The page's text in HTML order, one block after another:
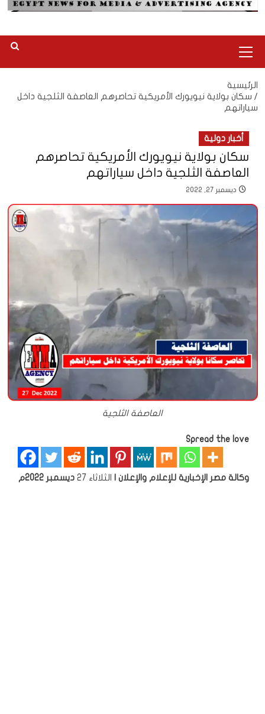
الرئيسية
الرئيسية
سكان بولاية نيويورك الأمريكية تحاصرهم العاصفة الثلجية داخل
سياراتهم
أخبار دولية
سكان بولاية نيويورك الأمريكية تحاصرهم
العاصفة الثلجية داخل سياراتهم
ديسمبر 27, 2022
العاصفة الثلجية
Spread the love
وكالة مصر الإخبارية للإعلام والإعلان| الثلاثاء 27 ديسمبر 2022م